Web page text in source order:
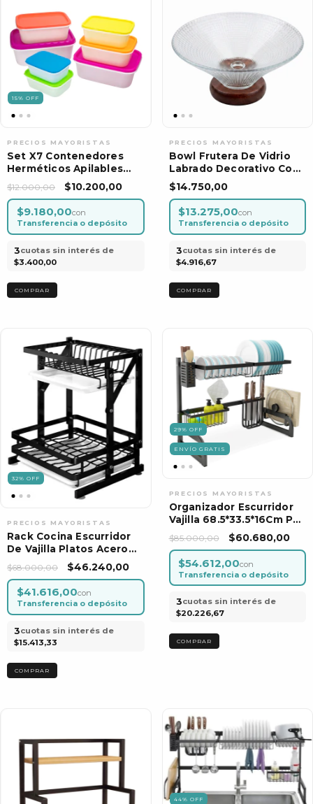
15% OFF
Set X7 Contenedores
Herméticos Apilables
Alimentos Cocina
Arcoiris
$12.000,00 $10.200,00
$9.180,00con
Transferencia o depósito
3cuotas sin interés de
$3.400,00
Bowl Frutera De Vidrio
Labrado Decorativo Con
Base De Madera
$14.750,00
$13.275,00con
Transferencia o depósito
3cuotas sin interés de
$4.916,67
32% OFF
Rack Cocina Escurridor
De Vajilla Platos Acero
Inoxidable Por Unidad
$68.000,00 $46.240,00
$41.616,00con
Transferencia o depósito
3cuotas sin interés de
$15.413,33
29% OFF
ENVÍO GRATIS
Organizador Escurridor
Vajilla 68.5*33.5*16Cm Por
Unidad
$85.000,00 $60.680,00
$54.612,00con
Transferencia o depósito
3cuotas sin interés de
$20.226,67
44% OFF